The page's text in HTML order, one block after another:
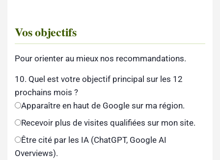
Vos objectifs
Pour orienter au mieux nos recommandations.
10. Quel est votre objectif principal sur les 12
prochains mois ?
Apparaître en haut de Google sur ma région.
Recevoir plus de visites qualifiées sur mon site.
Être cité par les IA (ChatGPT, Google AI
Overviews).